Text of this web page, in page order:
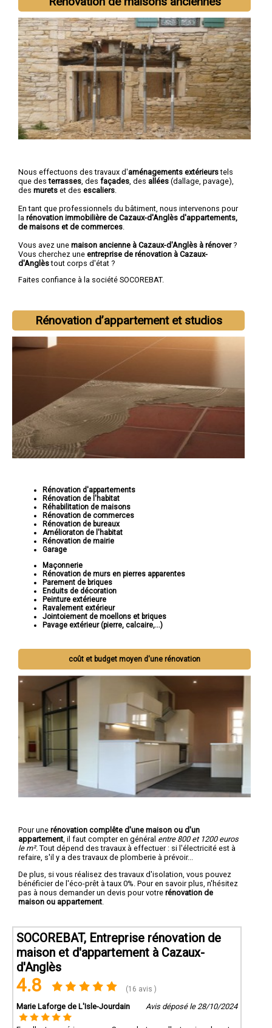
Nous effectuons des travaux d'aménagements extérieurstels
que desterrasses , des façades , des allées (dallage, pavage),
des murets et des escaliers
En tant que professionnels du bâtiment, nous intervenons pour
la rénovation immobilière de Cazaux-d'Anglès d'appartements,
de maisons et de commerces
Vous avez une maison ancienne à Cazaux-d'Anglès à rénover?
Vous cherchez une entreprise de rénovation à Cazaux-
d'Anglèstout corps d'état ?
Faites confiance à la société SOCOREBAT.
Rénovation d’appartement et studios
Rénovation d'appartements
Rénovation de l'habitat
Réhabilitation de maisons
Rénovation de commerces
Rénovation de bureaux
Amélioraton de l'habitat
Rénovation de mairie
Garage
Maçonnerie
Rénovation de murs en pierres apparentes
Parement de briques
Enduits de décoration
Peinture extérieure
Ravalement extérieur
Jointoiement de moellons et briques
Pavage extérieur (pierre, calcaire,...)
coût et budget moyen d'une rénovation
Pour une rénovation complête d'une maison ou d'un
appartement , il faut compter en général entre 800 et 1200 euros
le m². Tout dépend des travaux à effectuer : si l'électricité est à
refaire, s'il y a des travaux de plomberie à prévoir...
De plus, si vous réalisez des travaux d'isolation, vous pouvez
bénéficier de l'éco-prêt à taux 0%. Pour en savoir plus, n'hésitez
pas à nous demander un devis pour votre rénovation de
maison ou appartement
SOCOREBAT, Entreprise rénovation de
maison et d'appartement à Cazaux-
d'Anglès
4.8 (16 avis )
Marie Laforge de L'Isle-Jourdain Avis déposé le 28/10/2024